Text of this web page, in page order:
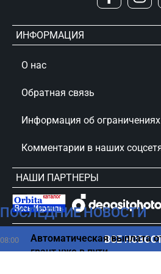
ПОСЛЕДНИЕ НОВОСТИ
08:00
Автоматическая выплата
грант уже в пути
ВСЕ
ИНФОРМАЦИЯ
О нас
Обратная связь
Информация об ограничениях
Комментарии в наших
НАШИ ПАРТНЕРЫ
сursorinfo.co.il © Все права